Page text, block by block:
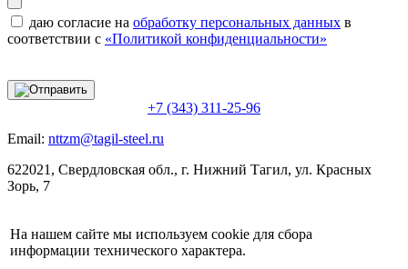
даю согласие на обработку персональных данных в
соответствии с «Политикой конфиденциальности»
+7 (343) 311-25-96
Email: nttzm@tagil-steel.ru
622021, Свердловская обл., г. Нижний Тагил, ул. Красных
Зорь, 7
На нашем сайте мы используем cookie для сбора
информации технического характера.